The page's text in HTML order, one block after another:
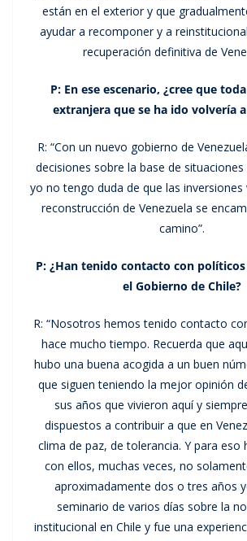
están en el exterior y que
ayudar a recomponer y a
recuperación definitiva de
P: En ese escenario, ¿cree que
extranjera que se ha ido volvería a
R: “Con un nuevo gobierno de
decisiones sobre la base de
yo no tengo duda de que las inversiones
reconstrucción de Venezuela se
camino”.
P: ¿Han tenido contacto con
el Gobierno de Chile?
R: “Nosotros hemos tenido contacto
hace mucho tiempo. Recuerda que
hubo una buena acogida a un buen
que siguen teniendo la mejor opinión
sus años que vivieron aquí y
dispuestos a contribuir a que en
clima de paz, de tolerancia. Y para eso
con ellos, muchas veces, no
aproximadamente dos o tres años
seminario de varios días sobre la
institucional en Chile y fue una